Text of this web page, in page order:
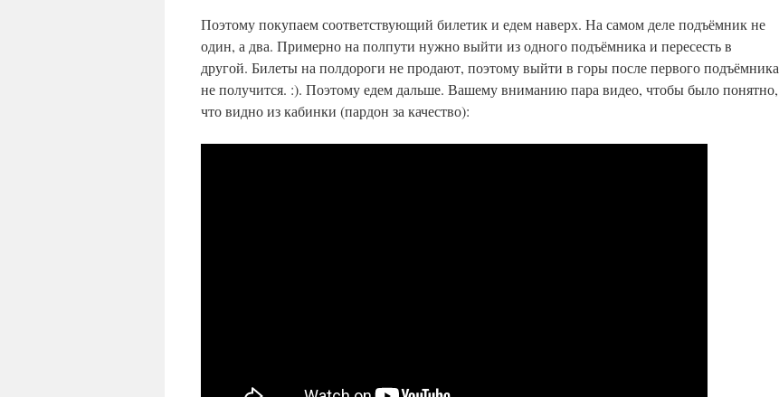
Поэтому покупаем соответствующий билетик и едем наверх. На самом деле подъёмник не
один, а два. Примерно на полпути нужно выйти из одного подъёмника и пересесть в
другой. Билеты на полдороги не продают, поэтому выйти в горы после первого подъёмника
не получится. :). Поэтому едем дальше. Вашему вниманию пара видео, чтобы было понятно,
что видно из кабинки (пардон за качество):